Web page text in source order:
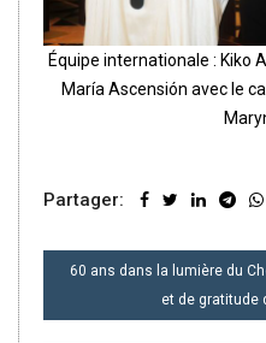
Équipe internationale : Kiko
María Ascensión avec le
Partager:
NAVIGATION
L’ARTICLE
60 ans dans la lumière du
et de gratitude